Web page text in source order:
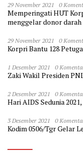
29 November 2021 0
Memperingati HUT
menggelar donor darah
29 November 2021 0
Korpri Bantu 128
1 Desember 2021 0
Zaki Wakil Presiden
2 Desember 2021 0
Hari AIDS Sedunia
3 Desember 2021 0
Kodim 0506/Tgr Gelar